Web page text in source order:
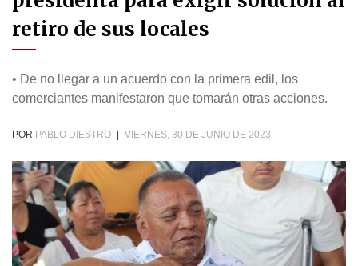
retiro de sus locales
• De no llegar a un acuerdo con la primera edil, los
comerciantes manifestaron que tomarán otras acciones.
POR PABLO DIESTRO VIERNES, 30 DE JUNIO DE 2023.